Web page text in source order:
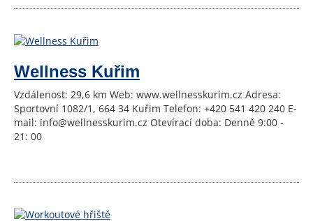
Wellness Kuřim
Vzdálenost: 29,6 km Web: www.wellnesskurim.cz Adresa:
Sportovní 1082/1, 664 34 Kuřim Telefon: +420 541 420 240 E-
mail: info@wellnesskurim.cz Otevírací doba: Denně 9:00 -
21: 00